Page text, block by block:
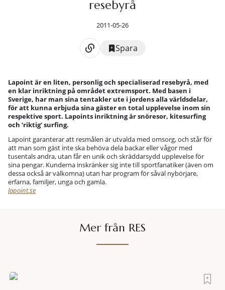
resebyrå
2011-05-26
Spara
Lapoint är en liten, personlig och specialiserad resebyrå, med
en klar inriktning på området extremsport. Med basen i
Sverige, har man sina tentakler ute i jordens alla världsdelar,
för att kunna erbjuda sina gäster en total upplevelse inom sin
respektive sport. Lapoints inriktning är snöresor, kitesurfing
och ’riktig’ surfing.
Lapoint garanterar att resmålen är utvalda med omsorg, och står för
att man som gäst inte ska behöva dela backar eller vågor med
tusentals andra, utan får en unik och skräddarsydd upplevelse för
sina pengar. Kunderna inskränker sig inte till sportfanatiker (även om
dessa också är välkomna) utan har program för såväl nybörjare,
erfarna, familjer, unga och gamla.
lapoint.se
Mer från RES